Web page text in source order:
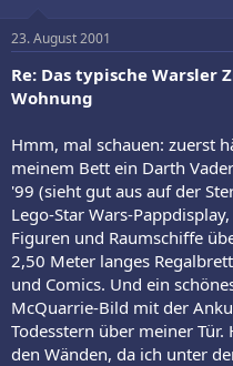
23. August 2001
Re: Das typische Warsler
Wohnung
Hmm, mal schauen: zuerst
meinem Bett ein Darth
'99 (sieht gut aus auf der
Lego-Star Wars-
Figuren und Raumschiffe
2,50 Meter langes
und Comics. Und ein
McQuarrie-Bild mit der
Todesstern über meiner
den Wänden, da ich unter